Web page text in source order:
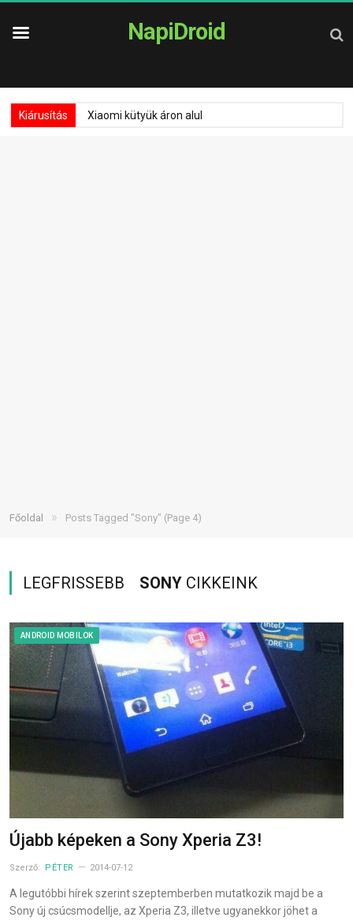
NapiDroid
Kiárusítás Xiaomi kütyük áron alul
Főoldal » Posts Tagged "Sony" (Page 4)
LEGFRISSEBB SONY CIKKEINK
ANDROID MOBILOK
Újabb képeken a Sony Xperia Z3!
Szerző: PÉTER 2014-07-12
A legutóbbi hírek szerint szeptemberben mutatkozik majd be a
Sony új csúcsmodellje, az Xperia Z3, illetve ugyanekkor jöhet a